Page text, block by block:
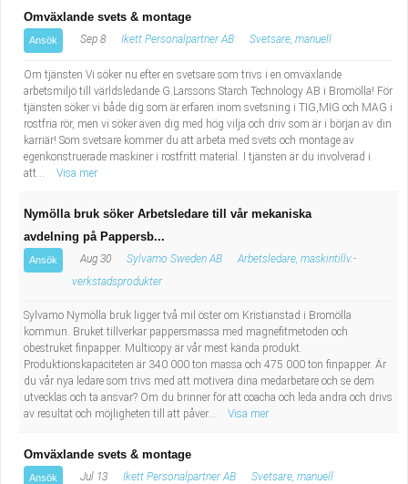
Omväxlande svets & montage
Ansök Sep 8 Ikett Personalpartner AB Svetsare, manuell
Om tjänsten Vi söker nu efter en svetsare som trivs i en omväxlande
arbetsmiljö till världsledande G.Larssons Starch Technology AB i Bromölla! För
tjänsten söker vi både dig som är erfaren inom svetsning i TIG,MIG och MAG i
rostfria rör, men vi söker även dig med hög vilja och driv som är i början av din
karriär! Som svetsare kommer du att arbeta med svets och montage av
egenkonstruerade maskiner i rostfritt material. I tjänsten är du involverad i
att...
Visa mer
Nymölla bruk söker Arbetsledare till vår mekaniska
avdelning på Pappersb...
Ansök Aug 30 Sylvamo Sweden AB
Arbetsledare, maskintillv.-
verkstadsprodukter
Sylvamo Nymölla bruk ligger två mil öster om Kristianstad i Bromölla
kommun. Bruket tillverkar pappersmassa med magnefitmetoden och
obestruket finpapper. Multicopy är vår mest kända produkt.
Produktionskapaciteten är 340 000 ton massa och 475 000 ton finpapper. Är
du vår nya ledare som trivs med att motivera dina medarbetare och se dem
utvecklas och ta ansvar? Om du brinner för att coacha och leda andra och drivs
av resultat och möjligheten till att påver...
Visa mer
Omväxlande svets & montage
Ansök Jul 13 Ikett Personalpartner AB Svetsare, manuell